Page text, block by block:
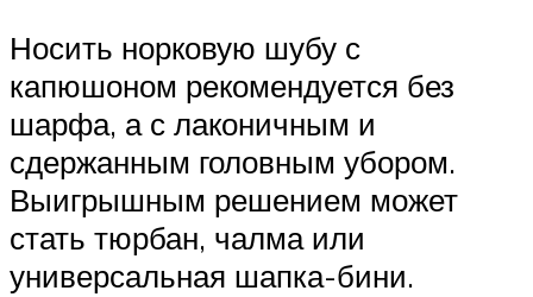
Носить норковую шубу с
капюшоном рекомендуется без
шарфа, а с лаконичным и
сдержанным головным убором.
Выигрышным решением может
стать тюрбан, чалма или
универсальная шапка-бини.